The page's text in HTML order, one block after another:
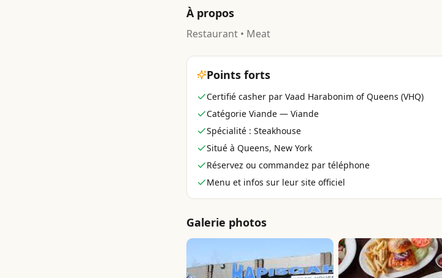
À propos
Restaurant • Meat
Points forts
Certifié casher par Vaad Harabonim of Queens (VHQ)
Catégorie Viande — Viande
Spécialité : Steakhouse
Situé à Queens, New York
Réservez ou commandez par téléphone
Menu et infos sur leur site officiel
Galerie photos